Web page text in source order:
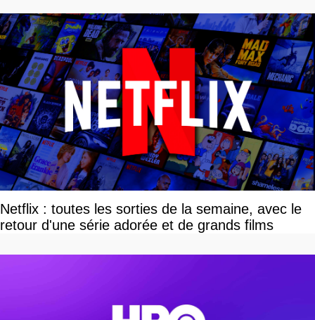
Netflix : toutes les sorties de la semaine, avec le
retour d'une série adorée et de grands films